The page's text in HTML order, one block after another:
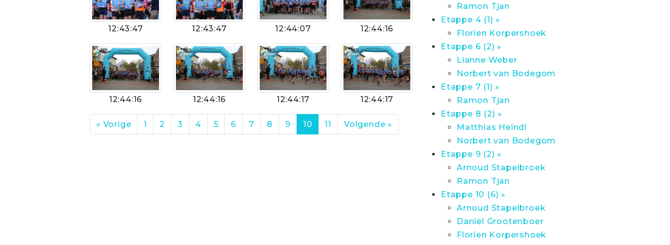
12:43:47 12:43:47 12:44:07 12:44:16
12:44:16 12:44:16 12:44:17 12:44:17
« Vorige 1 2 3 4 5 6 7 8 9 10 11 Volgende »
Ramon Tjan
Etappe 4 (1) »
Florien Korpershoek
Etappe 6 (2) »
Lianne Weber
Norbert van Bodegom
Etappe 7 (1) »
Ramon Tjan
Etappe 8 (2) »
Matthias Heindl
Norbert van Bodegom
Etappe 9 (2) »
Arnoud Stapelbroek
Ramon Tjan
Etappe 10 (6) »
Arnoud Stapelbroek
Daniël Grootenboer
Florien Korpershoek